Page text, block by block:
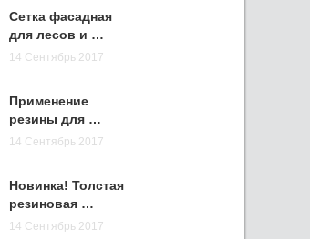
Сетка фасадная
для лесов и …
14 Сентябрь 2017
Применение
резины для …
14 Сентябрь 2017
Новинка! Толстая
резиновая …
14 Сентябрь 2017